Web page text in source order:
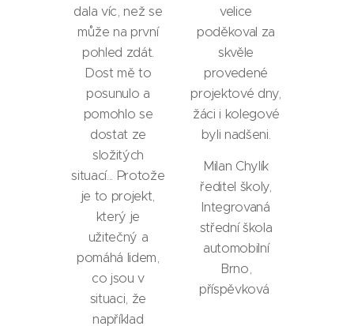
dala víc, než se
může na první
pohled zdát.
Dost mě to
posunulo a
pomohlo se
dostat ze
složitých
situací... Protože
je to projekt,
který je
užitečný a
pomáhá lidem,
co jsou v
situaci, že
například
velice
poděkoval za
skvěle
provedené
projektové dny,
žáci i kolegové
byli nadšeni.
Milan Chylík
ředitel školy,
Integrovaná
střední škola
automobilní
Brno,
příspěvková